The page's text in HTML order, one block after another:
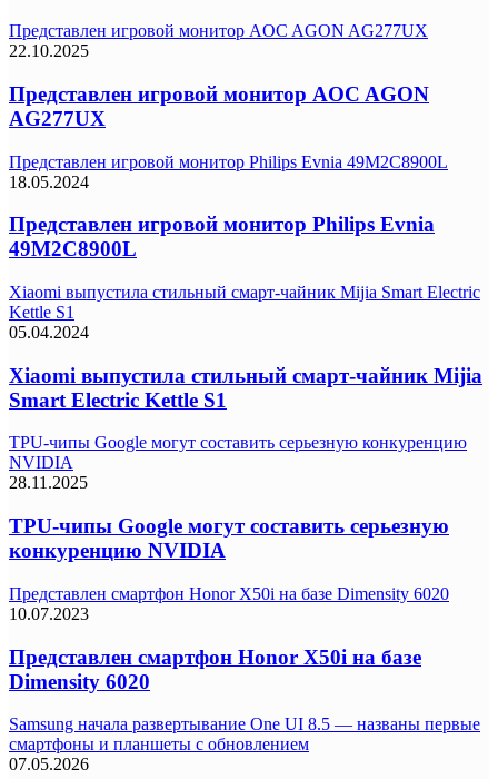
Представлен игровой монитор AOC AGON AG277UX
22.10.2025
Представлен игровой монитор AOC AGON
AG277UX
Представлен игровой монитор Philips Evnia 49M2C8900L
18.05.2024
Представлен игровой монитор Philips Evnia
49M2C8900L
Xiaomi выпустила стильный смарт-чайник Mijia Smart Electric
Kettle S1
05.04.2024
Xiaomi выпустила стильный смарт-чайник Mijia
Smart Electric Kettle S1
TPU-чипы Google могут составить серьезную конкуренцию
NVIDIA
28.11.2025
TPU-чипы Google могут составить серьезную
конкуренцию NVIDIA
Представлен смартфон Honor X50i на базе Dimensity 6020
10.07.2023
Представлен смартфон Honor X50i на базе
Dimensity 6020
Samsung начала развертывание One UI 8.5 — названы первые
смартфоны и планшеты с обновлением
07.05.2026